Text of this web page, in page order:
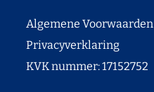
Algemene Voorwaarden
Privacyverklaring
KVK nummer: 17152752